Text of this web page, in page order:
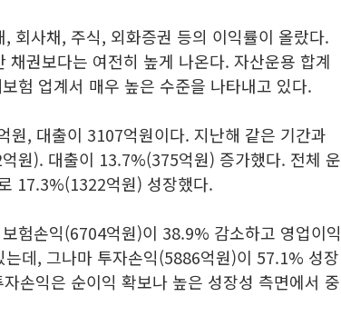
회사채, 주식, 외화증권 등의 이익률이 올랐다.
채권보다는 여전히 높게 나온다. 자산운용 합계
험 업계서 매우 높은 수준을 나타내고 있다.
원, 대출이 3107억원이다. 지난해 같은 기간과
원). 대출이 13.7%(375억원) 증가했다. 전체 운
17.3%(1322억원) 성장했다.
험손익(6704억원)이 38.9% 감소하고 영업이익
데, 그나마 투자손익(5886억원)이 57.1% 성장
손익은 순이익 확보나 높은 성장성 측면에서 중